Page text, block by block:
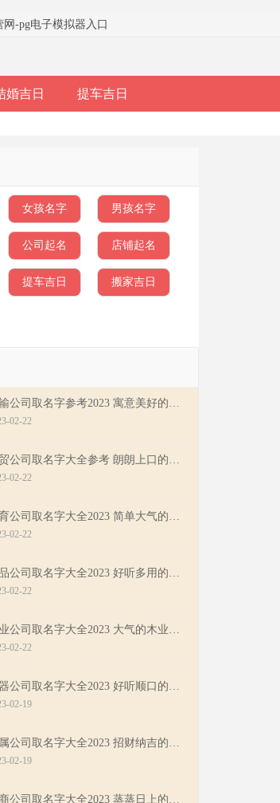
网-pg电子模拟器入口
婚吉日 提车吉日
女孩名字 男孩名字
公司起名 店铺起名
提车吉日 搬家吉日
02-22
02-22
02-22
02-22
02-22
02-19
02-19